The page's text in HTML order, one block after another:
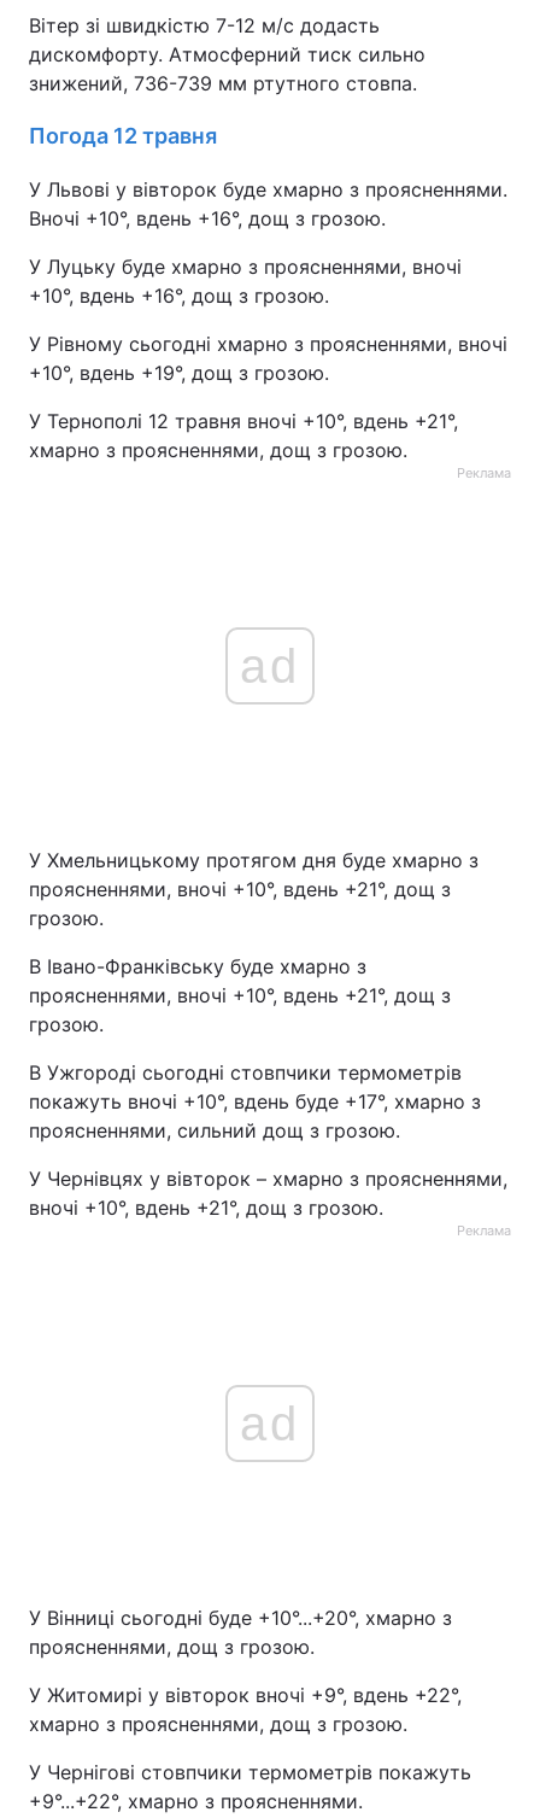
Вітер зі швидкістю 7-12 м/с додасть
дискомфорту. Атмосферний тиск сильно
знижений, 736-739 мм ртутного стовпа.
Погода 12 травня
У Львові у вівторок буде хмарно з проясненнями.
Вночі +10°, вдень +16°, дощ з грозою.
У Луцьку буде хмарно з проясненнями, вночі
+10°, вдень +16°, дощ з грозою.
У Рівному сьогодні хмарно з проясненнями, вночі
+10°, вдень +19°, дощ з грозою.
У Тернополі 12 травня вночі +10°, вдень +21°,
хмарно з проясненнями, дощ з грозою.
Реклама
ad
У Хмельницькому протягом дня буде хмарно з
проясненнями, вночі +10°, вдень +21°, дощ з
грозою.
В Івано-Франківську буде хмарно з
проясненнями, вночі +10°, вдень +21°, дощ з
грозою.
В Ужгороді сьогодні стовпчики термометрів
покажуть вночі +10°, вдень буде +17°, хмарно з
проясненнями, сильний дощ з грозою.
У Чернівцях у вівторок – хмарно з проясненнями,
вночі +10°, вдень +21°, дощ з грозою.
Реклама
ad
У Вінниці сьогодні буде +10°...+20°, хмарно з
проясненнями, дощ з грозою.
У Житомирі у вівторок вночі +9°, вдень +22°,
хмарно з проясненнями, дощ з грозою.
У Чернігові стовпчики термометрів покажуть
+9°...+22°, хмарно з проясненнями.